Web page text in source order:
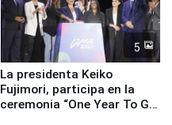
5
La presidenta Keiko
Fujimori, participa en la
ceremonia “One Year To Go